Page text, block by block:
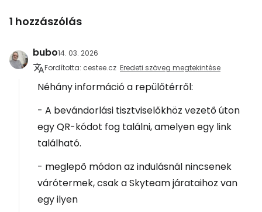
1 hozzászólás
bubo14. 03. 2026
Fordította: cestee.cz Eredeti szöveg megtekintése
Néhány információ a repülőtérről:
- A bevándorlási tisztviselőkhöz vezető úton
egy QR-kódot fog találni, amelyen egy link
található.
- meglepő módon az indulásnál nincsenek
várótermek, csak a Skyteam járataihoz van
egy ilyen